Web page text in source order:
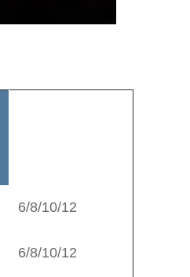
6/8/10/12
6/8/10/12